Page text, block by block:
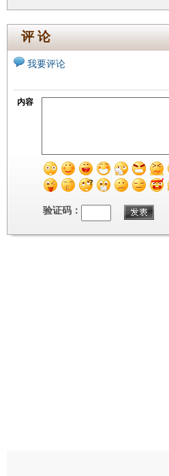
评 论
我要评论
内容
验证码：